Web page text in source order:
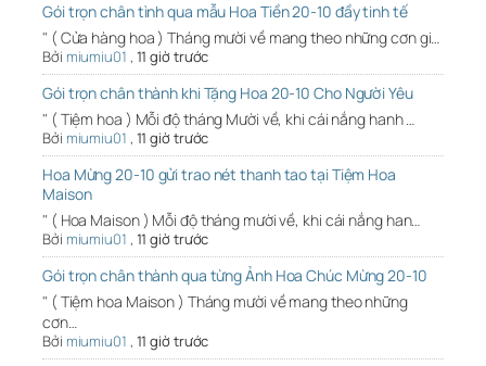
Gói trọn chân tình qua mẫu Hoa Tiền 20-10 đầy tinh tế
" ( Cửa hàng hoa ) Tháng mười về mang theo những cơn gi…
Bởi miumiu01 , 11 giờ trước
Gói trọn chân thành khi Tặng Hoa 20-10 Cho Người Yêu
" ( Tiệm hoa ) Mỗi độ tháng Mười về, khi cái nắng hanh …
Bởi miumiu01 , 11 giờ trước
Hoa Mừng 20-10 gửi trao nét thanh tao tại Tiệm Hoa
Maison
" ( Hoa Maison ) Mỗi độ tháng mười về, khi cái nắng han…
Bởi miumiu01 , 11 giờ trước
Gói trọn chân thành qua từng Ảnh Hoa Chúc Mừng 20-10
" ( Tiệm hoa Maison ) Tháng mười về mang theo những
cơn…
Bởi miumiu01 , 11 giờ trước